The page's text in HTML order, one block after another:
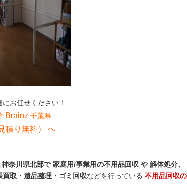
お任せください！
Brainz 千葉県
積り無料） へ
奈川県北部で 家庭用/事業用の不用品回収 や 解体処分、
取・遺品整理・ゴミ回収などを行っている 不用品回収の